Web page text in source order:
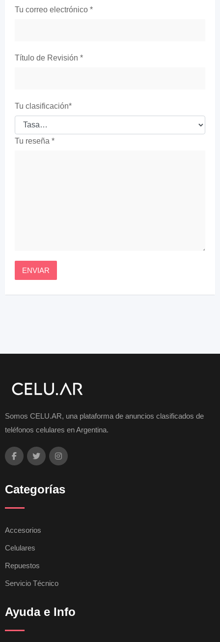
Tu correo electrónico *
Título de Revisión *
Tu clasificación*
Tu reseña *
Somos CELU.AR, una plataforma de anuncios clasificados de
teléfonos celulares en Argentina.
Categorías
Accesorios
Celulares
Repuestos
Servicio Técnico
Ayuda e Info